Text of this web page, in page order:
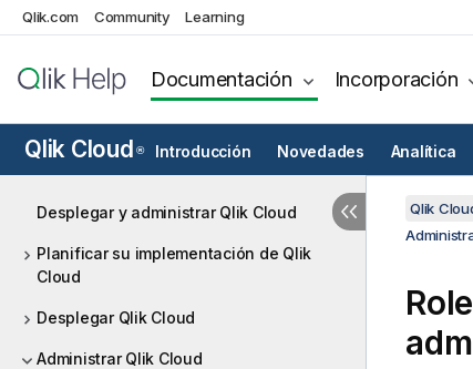
Qlik.com Community Learning
Documentación Incorporación
Qlik Cloud ® Introducción Novedades Analítica
Desplegar y administrar Qlik Cloud
Planificar su implementación de Qlik
Cloud
Desplegar Qlik Cloud
Administrar Qlik Cloud
Qlik